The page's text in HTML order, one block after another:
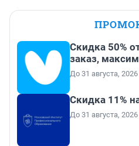
Скидка 50%
заказ,
До 31 августа, 2026
Скидка 11%
До 31 августа, 2026